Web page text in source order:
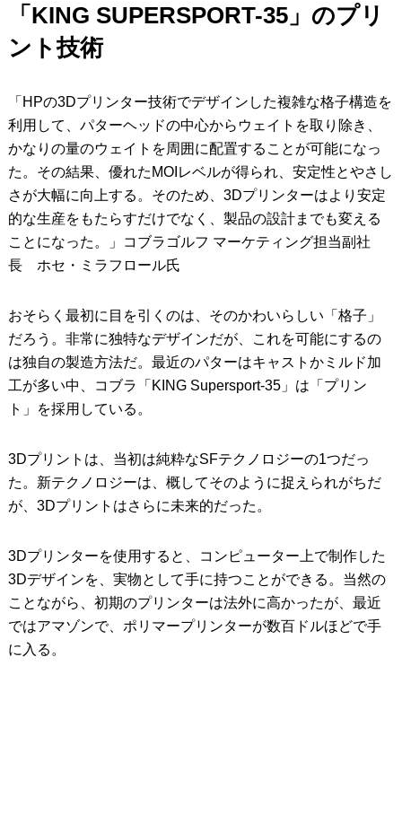
「KING SUPERSPORT-35」のプリ
ント技術
「HPの3Dプリンター技術でデザインした複雑な格子構造を
利用して、パターヘッドの中心からウェイトを取り除き、
かなりの量のウェイトを周囲に配置することが可能になっ
た。その結果、優れたMOIレベルが得られ、安定性とやさし
さが大幅に向上する。そのため、3Dプリンターはより安定
的な生産をもたらすだけでなく、製品の設計までも変える
ことになった。」コブラゴルフ マーケティング担当副社
長 ホセ・ミラフロール氏
おそらく最初に目を引くのは、そのかわいらしい「格子」
だろう。非常に独特なデザインだが、これを可能にするの
は独自の製造方法だ。最近のパターはキャストかミルド加
工が多い中、コブラ「KING Supersport-35」は「プリン
ト」を採用している。
3Dプリントは、当初は純粋なSFテクノロジーの1つだっ
た。新テクノロジーは、概してそのように捉えられがちだ
が、3Dプリントはさらに未来的だった。
3Dプリンターを使用すると、コンピューター上で制作した
3Dデザインを、実物として手に持つことができる。当然の
ことながら、初期のプリンターは法外に高かったが、最近
ではアマゾンで、ポリマープリンターが数百ドルほどで手
に入る。